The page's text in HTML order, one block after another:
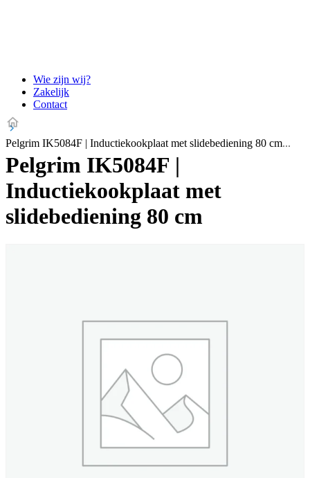
Wie zijn wij?
Zakelijk
Contact
Pelgrim IK5084F | Inductiekookplaat met slidebediening 80 cm
Pelgrim IK5084F |
Inductiekookplaat met
slidebediening 80 cm